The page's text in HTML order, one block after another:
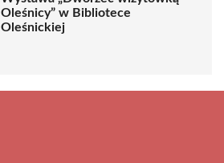
Oleśnicy” w Bibliotece
Oleśnickiej